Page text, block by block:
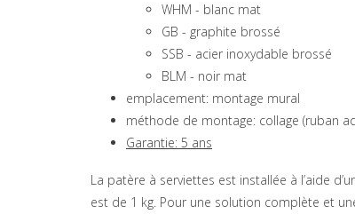
WHM - blanc mat
GB - graphite brossé
SSB - acier inoxydable brossé
BLM - noir mat
emplacement: montage mural
méthode de montage: collage (ruban
Garantie: 5 ans
La patère à serviettes est installée à l’aide
est de 1 kg. Pour une solution complète et